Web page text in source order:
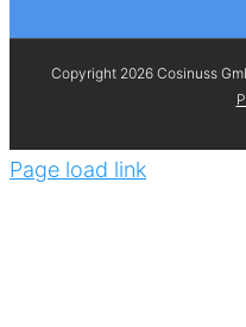
Copyright 2026 Cosinuss
Page load link